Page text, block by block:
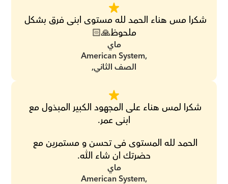
ملحوظ🙏🏻
ماي
الصف الثاني,
American System,
ابنى عمر.
حضرتك ان شاء الله.
ماي
American System,